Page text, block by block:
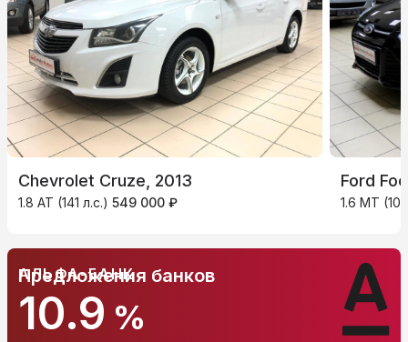
Chevrolet Cruze, 2013
1.8 AT (141 л.с.) 549 000 ₽
Ford
1.6 MT
АЛЬФА-БАНК
10.9 %
Предложения банков